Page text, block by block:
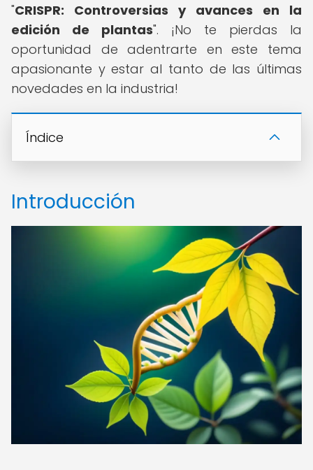
"CRISPR: Controversias y avances en la
edición de plantas". ¡No te pierdas la
oportunidad de adentrarte en este tema
apasionante y estar al tanto de las últimas
novedades en la industria!
Índice
Introducción